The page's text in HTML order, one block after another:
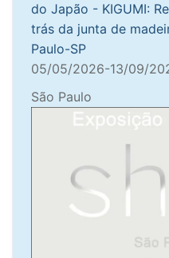
do Japão - KIGUMI:
trás da junta de
Paulo-SP
05/05/2026-13/09/
São Paulo